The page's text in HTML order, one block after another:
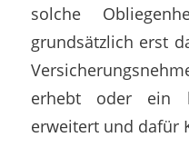
solche
grundsätzlich erst
erhebt oder ein
erweitert und dafür